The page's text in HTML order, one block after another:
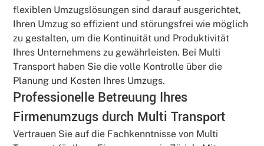
flexiblen Umzugslösungen sind darauf ausgerichtet,
Ihren Umzug so effizient und störungsfrei wie möglich
zu gestalten, um die Kontinuität und Produktivität
Ihres Unternehmens zu gewährleisten. Bei Multi
Transport haben Sie die volle Kontrolle über die
Planung und Kosten Ihres Umzugs.
Professionelle Betreuung Ihres
Firmenumzugs durch Multi Transport
Vertrauen Sie auf die Fachkenntnisse von Multi